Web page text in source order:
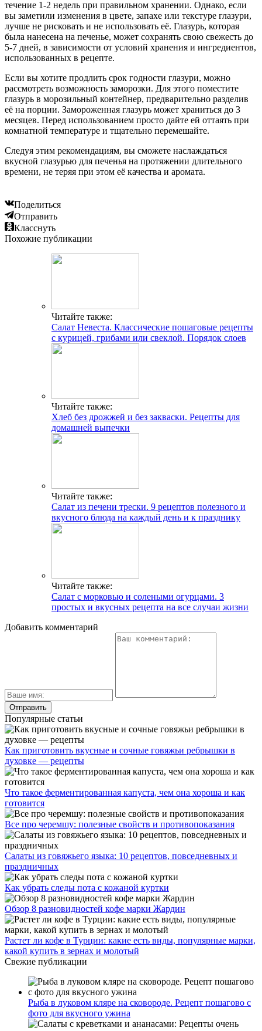
течение 1-2 недель при правильном хранении. Однако, если
вы заметили изменения в цвете, запахе или текстуре глазури,
лучше не рисковать и не использовать её. Глазурь, которая
была нанесена на печенье, может сохранять свою свежесть до
5-7 дней, в зависимости от условий хранения и ингредиентов,
использованных в рецепте.
Если вы хотите продлить срок годности глазури, можно
рассмотреть возможность заморозки. Для этого поместите
глазурь в морозильный контейнер, предварительно разделив
её на порции. Замороженная глазурь может храниться до 3
месяцев. Перед использованием просто дайте ей оттаять при
комнатной температуре и тщательно перемешайте.
Следуя этим рекомендациям, вы сможете наслаждаться
вкусной глазурью для печенья на протяжении длительного
времени, не теряя при этом её качества и аромата.
Поделиться
Отправить
Класснуть
Похожие публикации
Читайте также:
Салат Невеста. Классические пошаговые рецепты
с курицей, грибами или свеклой. Порядок слоев
Читайте также:
Хлеб без дрожжей и без закваски. Рецепты для
домашней выпечки
Читайте также:
Салат из печени трески. 9 рецептов полезного и
вкусного блюда на каждый день и к празднику
Читайте также:
Салат с морковью и солеными огурцами. 3
простых и вкусных рецепта на все случаи жизни
Добавить комментарий
Популярные статьи
Как приготовить вкусные и сочные говяжьи ребрышки в
духовке — рецепты
Что такое ферментированная капуста, чем она хороша и как
готовится
Все про черемшу: полезные свойств и противопоказания
Салаты из говяжьего языка: 10 рецептов, повседневных и
праздничных
Как убрать следы пота с кожаной куртки
Обзор 8 разновидностей кофе марки Жардин
Растет ли кофе в Турции: какие есть виды, популярные марки,
какой купить в зернах и молотый
Свежие публикации
Рыба в луковом кляре на сковороде. Рецепт пошагово с
фото для вкусного ужина